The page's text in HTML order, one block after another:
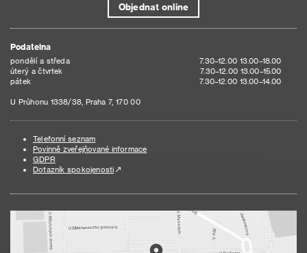
Objednat online
Podatelna
pondělí a středa
7.30–12.00 13.00–18.00
úterý a čtvrtek
7.30–12.00 13.00–15.00
pátek
7.30–12.00 13.00–14.00
U Průhonu 1338/38, Praha 7, 170 00
Telefonní seznam
Povinně zveřejňované informace
GDPR
Dotazník spokojenosti